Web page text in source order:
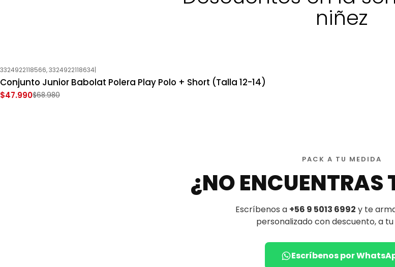
niñez
-30%OFF
Nuevo
3324922118566, 3324922118634|
Conjunto Junior Babolat Polera Play Polo + Short (Talla 12-14)
$47.990$68.980
PACK A TU MEDIDA
¿NO ENCUENTRAS
Escríbenos a +56 9 5013 6992 y te
personalizado con descuento, a
Escríbenos por